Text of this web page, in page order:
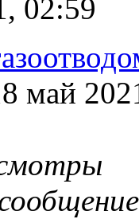
02:59
май